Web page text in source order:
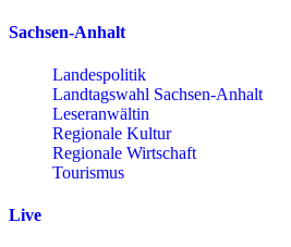
Sachsen-Anhalt
Landespolitik
Landtagswahl Sachsen-Anhalt
Leseranwältin
Regionale Kultur
Regionale Wirtschaft
Tourismus
Live